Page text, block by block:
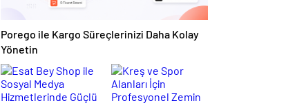
Porego ile Kargo Süreçlerinizi Daha Kolay
Yönetin